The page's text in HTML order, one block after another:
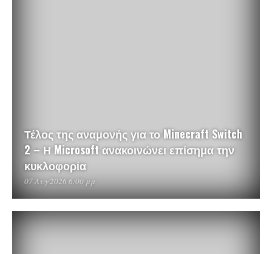
Τέλος της αναμονής για το Minecraft Switch
2 – Η Microsoft ανακοινώνει επίσημα την
κυκλοφορία
07 Αυγ 2026 6:00 μμ